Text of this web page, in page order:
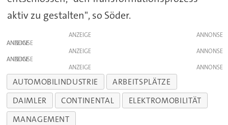
aktiv zu gestalten", so Söder.
ANZEIGE
ANZEIGE
ANZEIGE
ANZEIGE
ANZEIGE
AUTOMOBILINDUSTRIE
ARBEITSPLÄTZE
DAIMLER
CONTINENTAL
ELEKTROMOBILITÄT
MANAGEMENT